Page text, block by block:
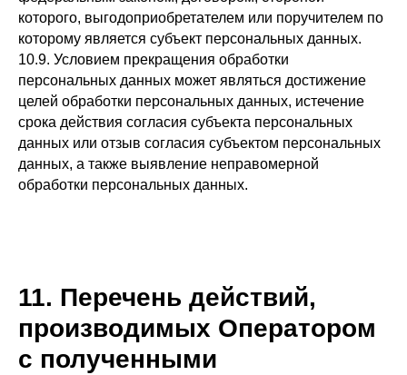
которого, выгодоприобретателем или поручителем по
которому является субъект персональных данных.
10.9. Условием прекращения обработки
персональных данных может являться достижение
целей обработки персональных данных, истечение
срока действия согласия субъекта персональных
данных или отзыв согласия субъектом персональных
данных, а также выявление неправомерной
обработки персональных данных.
11. Перечень действий,
производимых Оператором
с полученными